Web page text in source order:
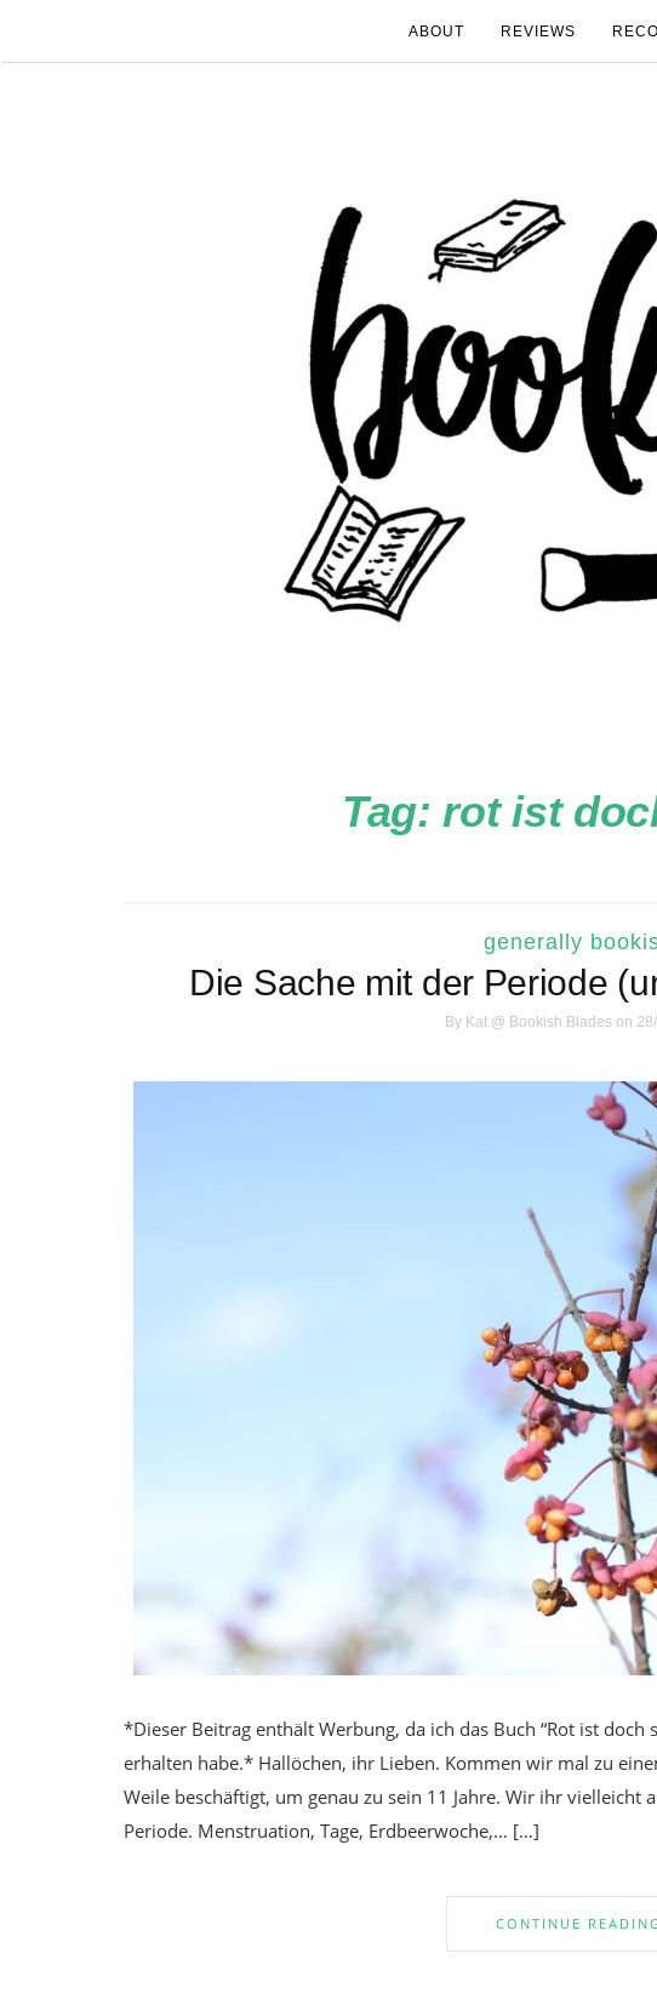
ABOUT REVIEWS
Tag: rot ist
generally
Die Sache mit der Periode
By Kat @ Bookish Blades on
*Dieser Beitrag enthält Werbung, da ich das Buch “Rot ist doch
erhalten habe.* Hallöchen, ihr Lieben. Kommen wir mal zu
Weile beschäftigt, um genau zu sein 11 Jahre. Wir ihr vielleicht
Periode. Menstruation, Tage, Erdbeerwoche,… […]
CONTINUE